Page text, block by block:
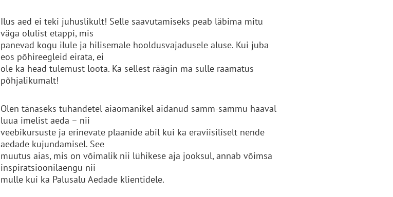
Ilus aed ei teki juhuslikult! Selle saavutamiseks peab läbima mitu
väga olulist etappi, mis
panevad kogu ilule ja hilisemale hooldusvajadusele aluse. Kui juba
eos põhireegleid eirata, ei
ole ka head tulemust loota. Ka sellest räägin ma sulle raamatus
põhjalikumalt!
Olen tänaseks tuhandetel aiaomanikel aidanud samm-sammu haaval
luua imelist aeda – nii
veebikursuste ja erinevate plaanide abil kui ka eraviisiliselt nende
aedade kujundamisel. See
muutus aias, mis on võimalik nii lühikese aja jooksul, annab võimsa
inspiratsioonilaengu nii
mulle kui ka Palusalu Aedade klientidele.